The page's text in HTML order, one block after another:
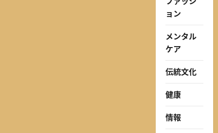
ョン
メンタル
ケア
伝統文化
健康
情報